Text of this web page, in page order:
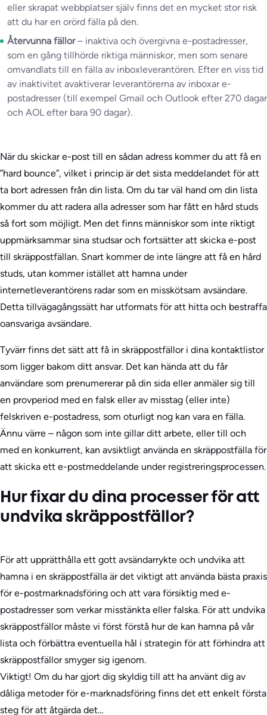
eller skrapat webbplatser själv finns det en mycket stor risk
att du har en orörd fälla på den.
Återvunna fällor– inaktiva och övergivna e-postadresser,
som en gång tillhörde riktiga människor, men som senare
omvandlats till en fälla av inboxleverantören. Efter en viss tid
av inaktivitet avaktiverar leverantörerna av inboxar e-
postadresser (till exempel Gmail och Outlook efter 270 dagar
och AOL efter bara 90 dagar).
När du skickar e-post till en sådan adress kommer du att få en
”hard bounce”, vilket i princip är det sista meddelandet för att
ta bort adressen från din lista. Om du tar väl hand om din lista
kommer du att radera alla adresser som har fått en hård studs
så fort som möjligt. Men det finns människor som inte riktigt
uppmärksammar sina studsar och fortsätter att skicka e-post
till skräppostfällan. Snart kommer de inte längre att få en hård
studs, utan kommer istället att hamna under
internetleverantörens radar som en misskötsam avsändare.
Detta tillvägagångssätt har utformats för att hitta och bestraffa
oansvariga avsändare.
Tyvärr finns det sätt att få in skräppostfällor i dina kontaktlistor
som ligger bakom ditt ansvar. Det kan hända att du får
användare som prenumererar på din sida eller anmäler sig till
en provperiod med en falsk eller av misstag (eller inte)
felskriven e-postadress, som oturligt nog kan vara en fälla.
Ännu värre – någon som inte gillar ditt arbete, eller till och
med en konkurrent, kan avsiktligt använda en skräppostfälla för
att skicka ett e-postmeddelande under registreringsprocessen.
Hur fixar du dina processer för att
undvika skräppostfällor?
För att upprätthålla ett gott avsändarrykte och undvika att
hamna i en skräppostfälla är det viktigt att använda bästa praxis
för e-postmarknadsföring och att vara försiktig med e-
postadresser som verkar misstänkta eller falska. För att undvika
skräppostfällor måste vi först förstå hur de kan hamna på vår
lista och förbättra eventuella hål i strategin för att förhindra att
skräppostfällor smyger sig igenom.
Viktigt! Om du har gjort dig skyldig till att ha använt dig av
dåliga metoder för e-marknadsföring finns det ett enkelt första
steg för att åtgärda det…